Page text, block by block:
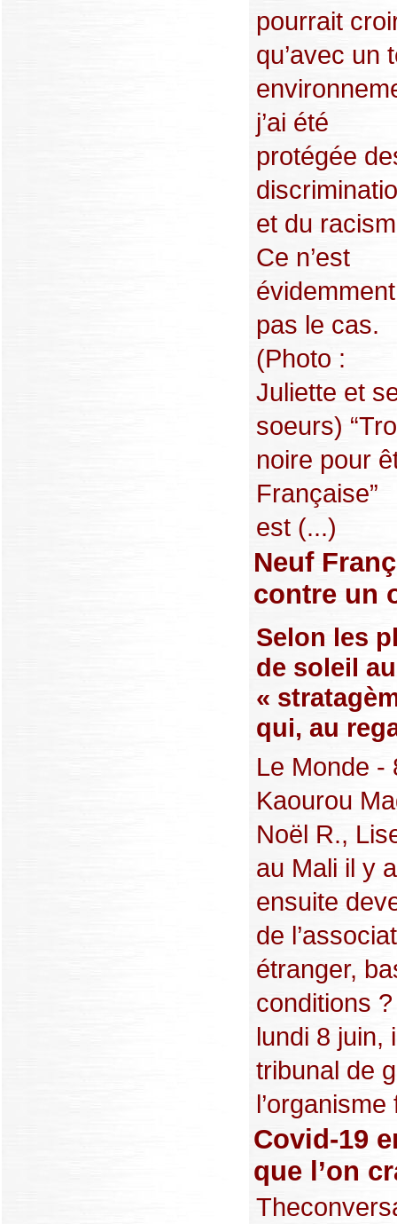
pourrait
qu’avec un
j’ai été
protégée
et du
Ce n’est
évidemment
pas le cas.
(Photo :
Juliette et
soeurs)
noire pour
Française”
est (...)
Neuf
contre un
Selon les
de soleil
«
qui, au
Le Monde -
Kaourou
Noël R.,
au Mali il y
ensuite
de
étranger,
conditions
lundi 8 juin,
tribunal de
Covid-19
que l’on